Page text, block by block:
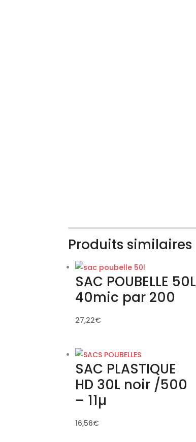
Produits similaires
SAC POUBELLE 50L
40mic par 200
27,22€
SAC PLASTIQUE
HD 30L noir /500
– 11µ
16,56€